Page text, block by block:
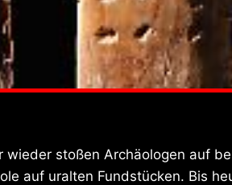
wieder stoßen Archäologen auf
auf uralten Fundstücken. Bis